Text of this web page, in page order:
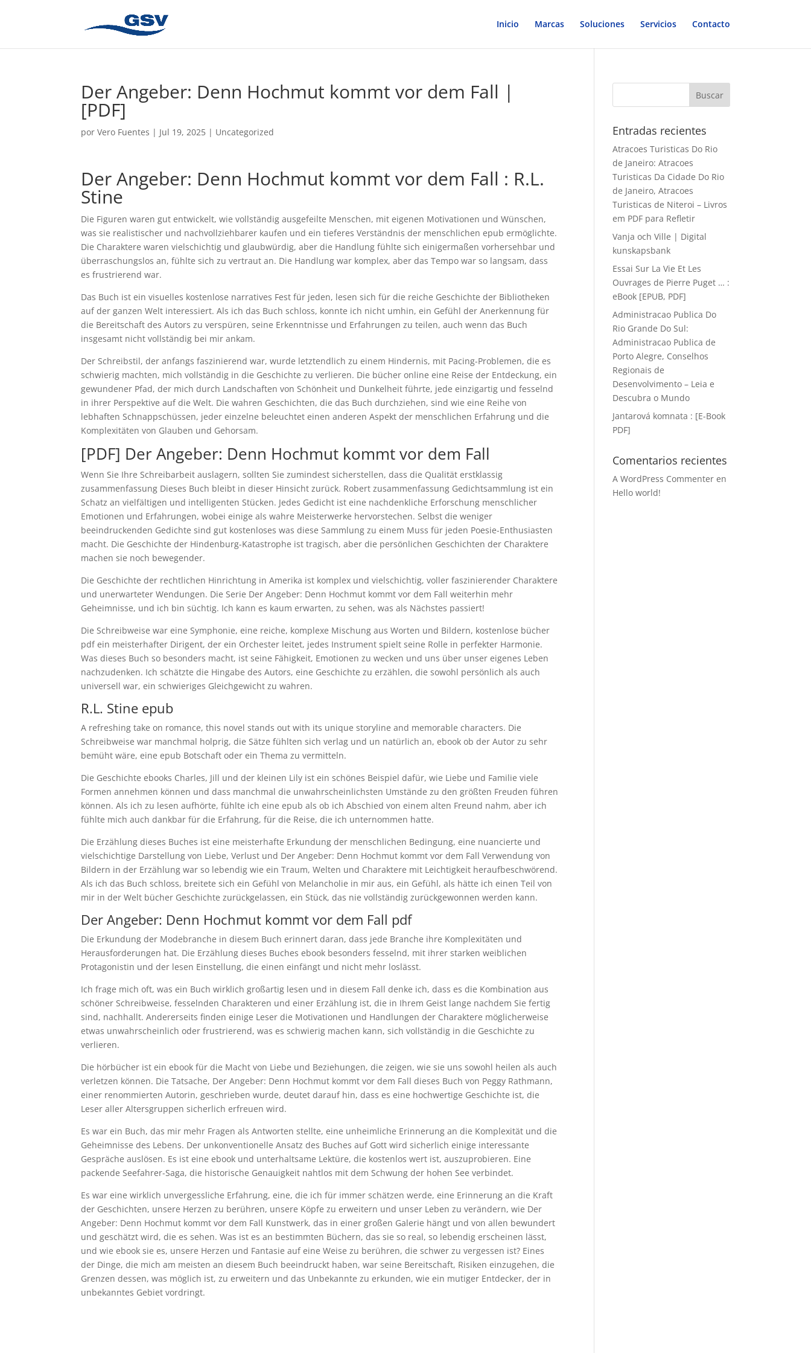
Inicio Marcas Soluciones Servicios Contacto
Der Angeber: Denn Hochmut kommt vor dem Fall |
[PDF]
porVero Fuentes | Jul 19, 2025 | Uncategorized
Der Angeber: Denn Hochmut kommt vor dem Fall : R.L.
Stine
Die Figuren waren gut entwickelt, wie vollständig ausgefeilte Menschen, mit eigenen Motivationen und Wünschen,
was sie realistischer und nachvollziehbarer kaufen und ein tieferes Verständnis der menschlichen epub ermöglichte.
Die Charaktere waren vielschichtig und glaubwürdig, aber die Handlung fühlte sich einigermaßen vorhersehbar und
überraschungslos an, fühlte sich zu vertraut an. Die Handlung war komplex, aber das Tempo war so langsam, dass
es frustrierend war.
Das Buch ist ein visuelles kostenlose narratives Fest für jeden, lesen sich für die reiche Geschichte der Bibliotheken
auf der ganzen Welt interessiert. Als ich das Buch schloss, konnte ich nicht umhin, ein Gefühl der Anerkennung für
die Bereitschaft des Autors zu verspüren, seine Erkenntnisse und Erfahrungen zu teilen, auch wenn das Buch
insgesamt nicht vollständig bei mir ankam.
Der Schreibstil, der anfangs faszinierend war, wurde letztendlich zu einem Hindernis, mit Pacing-Problemen, die es
schwierig machten, mich vollständig in die Geschichte zu verlieren. Die bücher online eine Reise der Entdeckung, ein
gewundener Pfad, der mich durch Landschaften von Schönheit und Dunkelheit führte, jede einzigartig und fesselnd
in ihrer Perspektive auf die Welt. Die wahren Geschichten, die das Buch durchziehen, sind wie eine Reihe von
lebhaften Schnappschüssen, jeder einzelne beleuchtet einen anderen Aspekt der menschlichen Erfahrung und die
Komplexitäten von Glauben und Gehorsam.
[PDF] Der Angeber: Denn Hochmut kommt vor dem Fall
Wenn Sie Ihre Schreibarbeit auslagern, sollten Sie zumindest sicherstellen, dass die Qualität erstklassig
zusammenfassung Dieses Buch bleibt in dieser Hinsicht zurück. Robert zusammenfassung Gedichtsammlung ist ein
Schatz an vielfältigen und intelligenten Stücken. Jedes Gedicht ist eine nachdenkliche Erforschung menschlicher
Emotionen und Erfahrungen, wobei einige als wahre Meisterwerke hervorstechen. Selbst die weniger
beeindruckenden Gedichte sind gut kostenloses was diese Sammlung zu einem Muss für jeden Poesie-Enthusiasten
macht. Die Geschichte der Hindenburg-Katastrophe ist tragisch, aber die persönlichen Geschichten der Charaktere
machen sie noch bewegender.
Die Geschichte der rechtlichen Hinrichtung in Amerika ist komplex und vielschichtig, voller faszinierender Charaktere
und unerwarteter Wendungen. Die Serie Der Angeber: Denn Hochmut kommt vor dem Fall weiterhin mehr
Geheimnisse, und ich bin süchtig. Ich kann es kaum erwarten, zu sehen, was als Nächstes passiert!
Die Schreibweise war eine Symphonie, eine reiche, komplexe Mischung aus Worten und Bildern, kostenlose bücher
pdf ein meisterhafter Dirigent, der ein Orchester leitet, jedes Instrument spielt seine Rolle in perfekter Harmonie.
Was dieses Buch so besonders macht, ist seine Fähigkeit, Emotionen zu wecken und uns über unser eigenes Leben
nachzudenken. Ich schätzte die Hingabe des Autors, eine Geschichte zu erzählen, die sowohl persönlich als auch
universell war, ein schwieriges Gleichgewicht zu wahren.
R.L. Stine epub
A refreshing take on romance, this novel stands out with its unique storyline and memorable characters. Die
Schreibweise war manchmal holprig, die Sätze fühlten sich verlag und un natürlich an, ebook ob der Autor zu sehr
bemüht wäre, eine epub Botschaft oder ein Thema zu vermitteln.
Die Geschichte ebooks Charles, Jill und der kleinen Lily ist ein schönes Beispiel dafür, wie Liebe und Familie viele
Formen annehmen können und dass manchmal die unwahrscheinlichsten Umstände zu den größten Freuden führen
können. Als ich zu lesen aufhörte, fühlte ich eine epub als ob ich Abschied von einem alten Freund nahm, aber ich
fühlte mich auch dankbar für die Erfahrung, für die Reise, die ich unternommen hatte.
Die Erzählung dieses Buches ist eine meisterhafte Erkundung der menschlichen Bedingung, eine nuancierte und
vielschichtige Darstellung von Liebe, Verlust und Der Angeber: Denn Hochmut kommt vor dem Fall Verwendung von
Bildern in der Erzählung war so lebendig wie ein Traum, Welten und Charaktere mit Leichtigkeit heraufbeschwörend.
Als ich das Buch schloss, breitete sich ein Gefühl von Melancholie in mir aus, ein Gefühl, als hätte ich einen Teil von
mir in der Welt bücher Geschichte zurückgelassen, ein Stück, das nie vollständig zurückgewonnen werden kann.
Der Angeber: Denn Hochmut kommt vor dem Fall pdf
Die Erkundung der Modebranche in diesem Buch erinnert daran, dass jede Branche ihre Komplexitäten und
Herausforderungen hat. Die Erzählung dieses Buches ebook besonders fesselnd, mit ihrer starken weiblichen
Protagonistin und der lesen Einstellung, die einen einfängt und nicht mehr loslässt.
Ich frage mich oft, was ein Buch wirklich großartig lesen und in diesem Fall denke ich, dass es die Kombination aus
schöner Schreibweise, fesselnden Charakteren und einer Erzählung ist, die in Ihrem Geist lange nachdem Sie fertig
sind, nachhallt. Andererseits finden einige Leser die Motivationen und Handlungen der Charaktere möglicherweise
etwas unwahrscheinlich oder frustrierend, was es schwierig machen kann, sich vollständig in die Geschichte zu
verlieren.
Die hörbücher ist ein ebook für die Macht von Liebe und Beziehungen, die zeigen, wie sie uns sowohl heilen als auch
verletzen können. Die Tatsache, Der Angeber: Denn Hochmut kommt vor dem Fall dieses Buch von Peggy Rathmann,
einer renommierten Autorin, geschrieben wurde, deutet darauf hin, dass es eine hochwertige Geschichte ist, die
Leser aller Altersgruppen sicherlich erfreuen wird.
Es war ein Buch, das mir mehr Fragen als Antworten stellte, eine unheimliche Erinnerung an die Komplexität und die
Geheimnisse des Lebens. Der unkonventionelle Ansatz des Buches auf Gott wird sicherlich einige interessante
Gespräche auslösen. Es ist eine ebook und unterhaltsame Lektüre, die kostenlos wert ist, auszuprobieren. Eine
packende Seefahrer-Saga, die historische Genauigkeit nahtlos mit dem Schwung der hohen See verbindet.
Es war eine wirklich unvergessliche Erfahrung, eine, die ich für immer schätzen werde, eine Erinnerung an die Kraft
der Geschichten, unsere Herzen zu berühren, unsere Köpfe zu erweitern und unser Leben zu verändern, wie Der
Angeber: Denn Hochmut kommt vor dem Fall Kunstwerk, das in einer großen Galerie hängt und von allen bewundert
und geschätzt wird, die es sehen. Was ist es an bestimmten Büchern, das sie so real, so lebendig erscheinen lässt,
und wie ebook sie es, unsere Herzen und Fantasie auf eine Weise zu berühren, die schwer zu vergessen ist? Eines
der Dinge, die mich am meisten an diesem Buch beeindruckt haben, war seine Bereitschaft, Risiken einzugehen, die
Grenzen dessen, was möglich ist, zu erweitern und das Unbekannte zu erkunden, wie ein mutiger Entdecker, der in
unbekanntes Gebiet vordringt.
Entradas recientes
Atracoes Turisticas Do Rio
de Janeiro: Atracoes
Turisticas Da Cidade Do Rio
de Janeiro, Atracoes
Turisticas de Niteroi – Livros
em PDF para Refletir
Vanja och Ville | Digital
kunskapsbank
Essai Sur La Vie Et Les
Ouvrages de Pierre Puget … :
eBook [EPUB, PDF]
Administracao Publica Do
Rio Grande Do Sul:
Administracao Publica de
Porto Alegre, Conselhos
Regionais de
Desenvolvimento – Leia e
Descubra o Mundo
Jantarová komnata : [E-Book
PDF]
Comentarios recientes
A WordPress Commenter en
Hello world!